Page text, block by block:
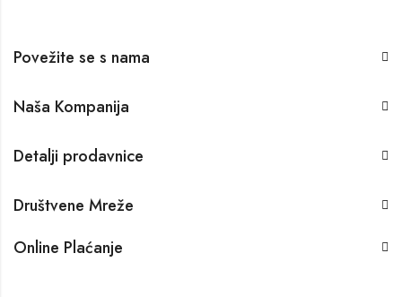
Povežite se s nama
Naša Kompanija
Detalji prodavnice
Društvene Mreže
Online Plaćanje